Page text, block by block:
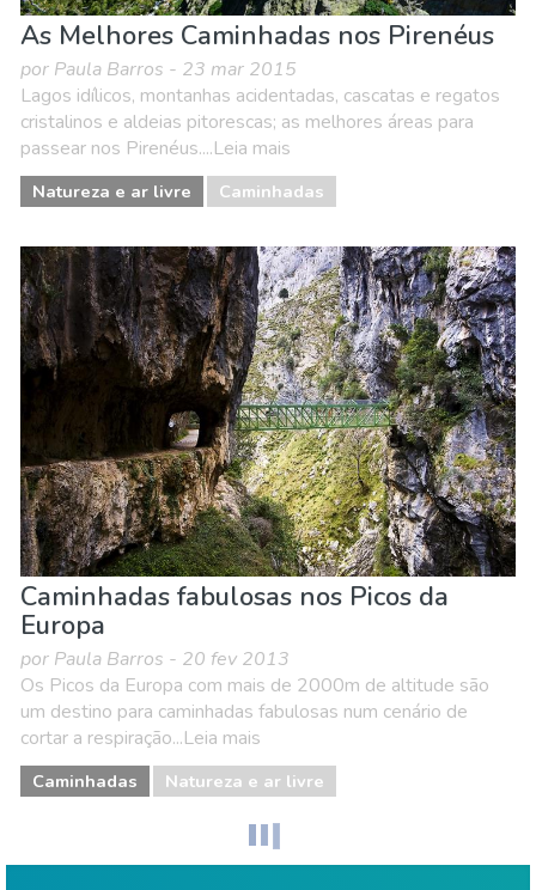
As Melhores Caminhadas nos Pirenéus
por Paula Barros - 23 mar 2015
Lagos idílicos, montanhas acidentadas, cascatas e regatos
cristalinos e aldeias pitorescas; as melhores áreas para
passear nos Pirenéus....Leia mais
Natureza e ar livre Caminhadas
Caminhadas fabulosas nos Picos da
Europa
por Paula Barros - 20 fev 2013
Os Picos da Europa com mais de 2000m de altitude são
um destino para caminhadas fabulosas num cenário de
cortar a respiração...Leia mais
Caminhadas Natureza e ar livre